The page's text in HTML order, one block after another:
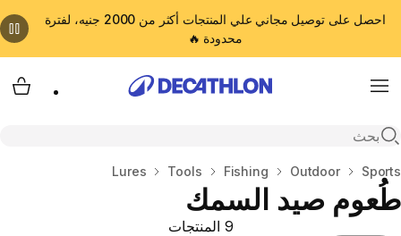
احصل على توصيل مجاني علي المنتجات أكثر من 2000 جنيه، لفترة
محدودة 🔥
Menu
Open search
المنزل
Sports
Outdoor
Fishing
Tools
Lures
طُعوم صيد السمك
9 المنتجات